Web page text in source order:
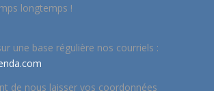
longtemps !
une base régulière nos courriels :
de nous laisser vos coordonnées